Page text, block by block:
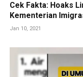
Cek Fakta: Hoaks
Kementerian
Jan 10, 2021